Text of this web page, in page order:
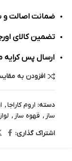
ضمانت اصالت و
تضمین کالای
ارسال پس کرایه
افزودن به
دسته: اروم کاراجا,
ساز , قهوه ساز ,
اشتراک گذاری: